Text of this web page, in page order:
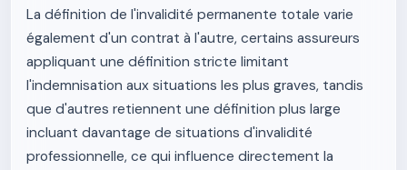
La définition de l'invalidité permanente totale varie
également d'un contrat à l'autre, certains assureurs
appliquant une définition stricte limitant
l'indemnisation aux situations les plus graves, tandis
que d'autres retiennent une définition plus large
incluant davantage de situations d'invalidité
professionnelle, ce qui influence directement la